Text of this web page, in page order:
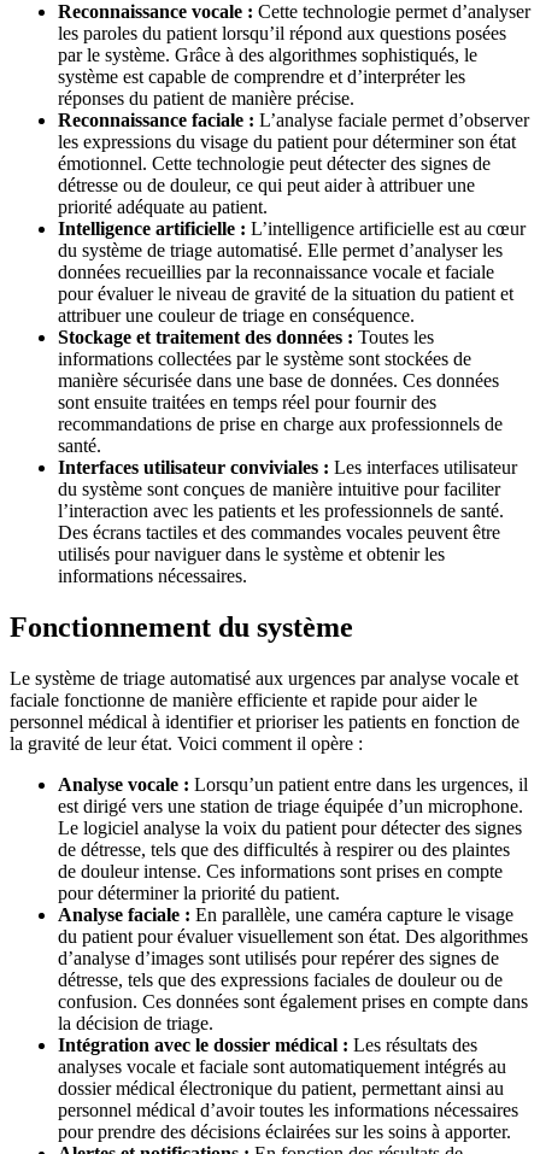
Reconnaissance vocale : Cette technologie permet d’analyser
les paroles du patient lorsqu’il répond aux questions posées
par le système. Grâce à des algorithmes sophistiqués, le
système est capable de comprendre et d’interpréter les
réponses du patient de manière précise.
Reconnaissance faciale : L’analyse faciale permet d’observer
les expressions du visage du patient pour déterminer son état
émotionnel. Cette technologie peut détecter des signes de
détresse ou de douleur, ce qui peut aider à attribuer une
priorité adéquate au patient.
Intelligence artificielle : L’intelligence artificielle est au cœur
du système de triage automatisé. Elle permet d’analyser les
données recueillies par la reconnaissance vocale et faciale
pour évaluer le niveau de gravité de la situation du patient et
attribuer une couleur de triage en conséquence.
Stockage et traitement des données : Toutes les
informations collectées par le système sont stockées de
manière sécurisée dans une base de données. Ces données
sont ensuite traitées en temps réel pour fournir des
recommandations de prise en charge aux professionnels de
santé.
Interfaces utilisateur conviviales : Les interfaces utilisateur
du système sont conçues de manière intuitive pour faciliter
l’interaction avec les patients et les professionnels de santé.
Des écrans tactiles et des commandes vocales peuvent être
utilisés pour naviguer dans le système et obtenir les
informations nécessaires.
Fonctionnement du système
Le système de triage automatisé aux urgences par analyse vocale et
faciale fonctionne de manière efficiente et rapide pour aider le
personnel médical à identifier et prioriser les patients en fonction de
la gravité de leur état. Voici comment il opère :
Analyse vocale : Lorsqu’un patient entre dans les urgences, il
est dirigé vers une station de triage équipée d’un microphone.
Le logiciel analyse la voix du patient pour détecter des signes
de détresse, tels que des difficultés à respirer ou des plaintes
de douleur intense. Ces informations sont prises en compte
pour déterminer la priorité du patient.
Analyse faciale : En parallèle, une caméra capture le visage
du patient pour évaluer visuellement son état. Des algorithmes
d’analyse d’images sont utilisés pour repérer des signes de
détresse, tels que des expressions faciales de douleur ou de
confusion. Ces données sont également prises en compte dans
la décision de triage.
Intégration avec le dossier médical : Les résultats des
analyses vocale et faciale sont automatiquement intégrés au
dossier médical électronique du patient, permettant ainsi au
personnel médical d’avoir toutes les informations nécessaires
pour prendre des décisions éclairées sur les soins à apporter.